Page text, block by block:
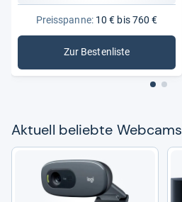
Preisspanne:10 € bis 760 €
Zur Bestenliste
: Webcams
Aktu­ell beliebte Web­cams